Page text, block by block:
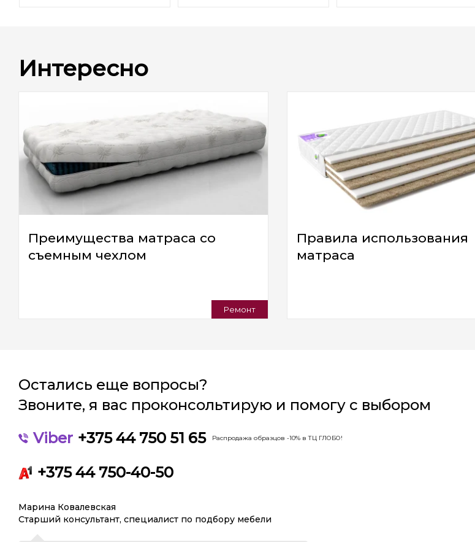
Интересно
Преимущества матраса со
съемным чехлом
Ремонт
Правила использования
матраса
Остались еще вопросы?
Звоните, я вас проконсольтирую и помогу с выбором
Viber +375 44 750 51 65 Распродажа образцов -10% в ТЦ ГЛОБО!
+375 44 750-40-50
Марина Ковалевская
Старший консультант, специалист по подбору мебели